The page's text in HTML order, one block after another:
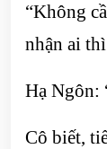
“Không
nhận ai
Hạ Ngôn:
Cô biết,